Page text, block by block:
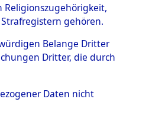
Religionszugehörigkeit,
gehören.
Belange Dritter
Dritter, die durch
Daten nicht